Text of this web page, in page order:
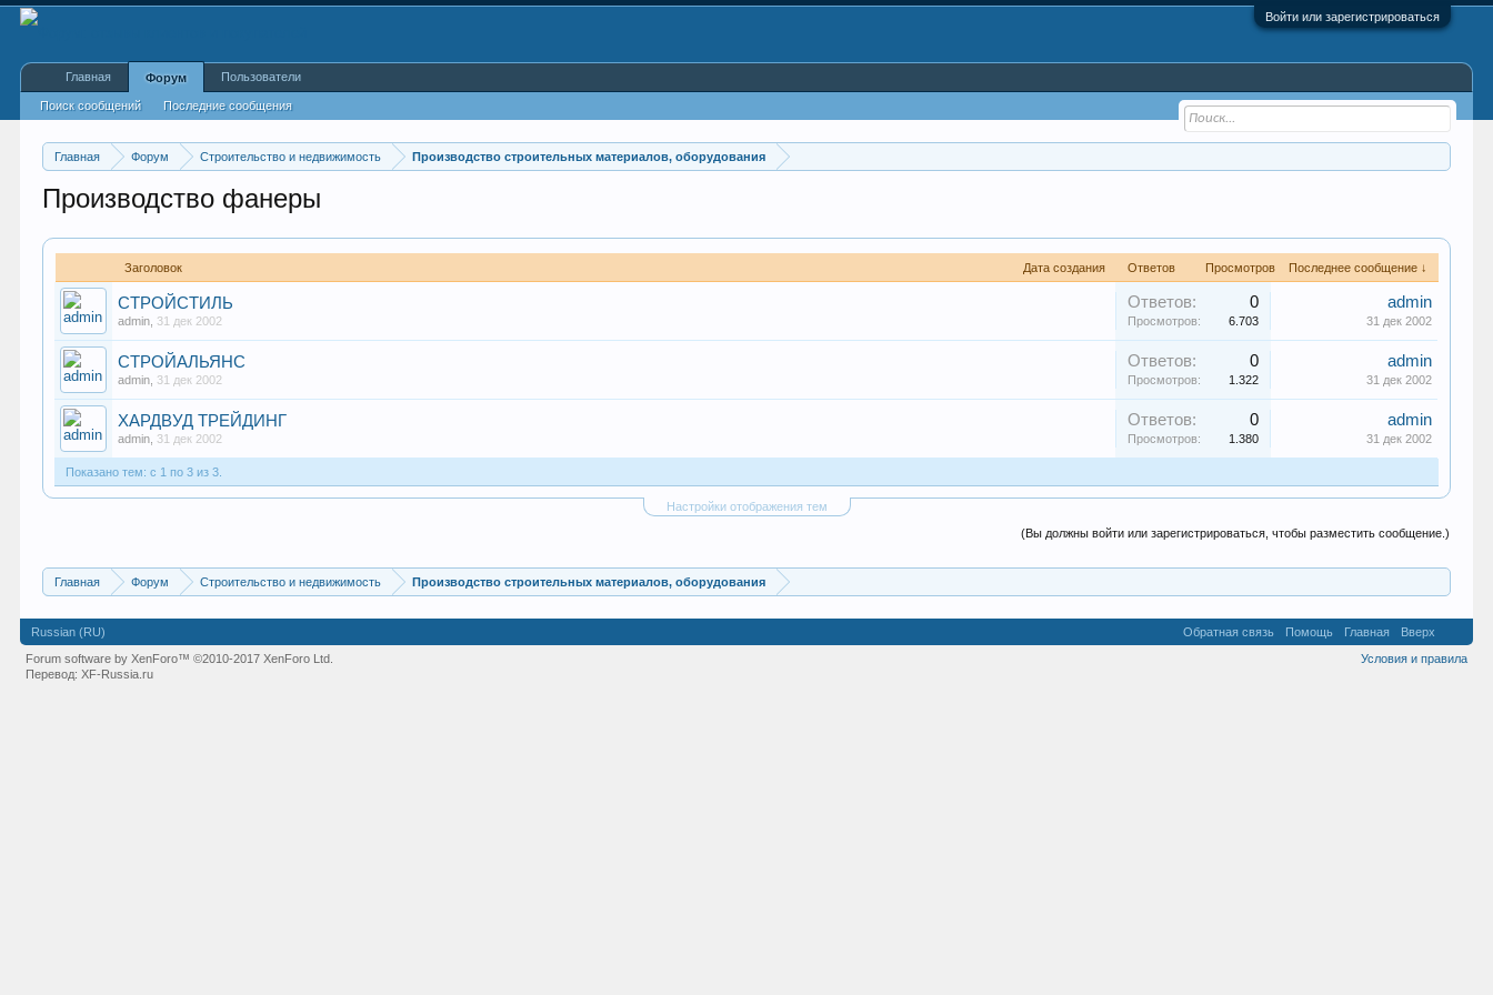
Войти или зарегистрироваться
Главная Форум Строительство и недвижимость Производство строительных материалов, оборудования
Производство фанеры
Заголовок Дата создания Ответов Просмотров Последнее сообщение ↓
СТРОЙСТИЛЬ
admin 31 дек 2002
Ответов: 0
Просмотров: 6.703
admin
31 дек 2002
СТРОЙАЛЬЯНС
admin 31 дек 2002
Ответов: 0
Просмотров: 1.322
admin
31 дек 2002
ХАРДВУД ТРЕЙДИНГ
admin 31 дек 2002
Ответов: 0
Просмотров: 1.380
admin
31 дек 2002
Показано тем: с 1 по 3 из 3.
Настройки отображения тем
(Вы должны войти или зарегистрироваться, чтобы разместить сообщение.)
Главная Форум Строительство и недвижимость Производство строительных материалов, оборудования
Главная Форум
Поиск сообщений Последние сообщения
Пользователи
Russian (RU) Обратная связь Помощь Главная
Вверх
Условия и правила
Forum software by XenForo™©2010-2017 XenForo Ltd.
Перевод:XF-Russia.ru